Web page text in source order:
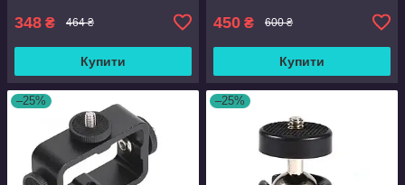
348 ₴ 464 ₴
Купити
450 ₴ 600 ₴
Купити
–25% –25%